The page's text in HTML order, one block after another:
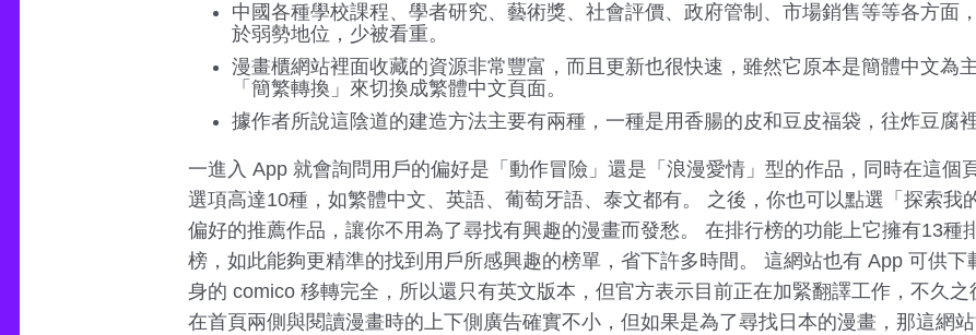
中國各種學校課程、學者研究、藝術獎、社會評價、政府管制、市場銷售等等各方面
於弱勢地位，少被看重。
漫畫櫃網站裡面收藏的資源非常豐富，而且更新也很快速，雖然它原本是簡體中文為
「簡繁轉換」來切換成繁體中文頁面。
據作者所說這陰道的建造方法主要有兩種，一種是用香腸的皮和豆皮福袋，往炸豆腐
一進入 App 就會詢問用戶的偏好是「動作冒險」還是「浪漫愛情」型的作品，同時在這個
選項高達10種，如繁體中文、英語、葡萄牙語、泰文都有。 之後，你也可以點選「探索我
偏好的推薦作品，讓你不用為了尋找有興趣的漫畫而發愁。 在排行榜的功能上它擁有13種
榜，如此能夠更精準的找到用戶所感興趣的榜單，省下許多時間。 這網站也有 App 可供
身的 comico 移轉完全，所以還只有英文版本，但官方表示目前正在加緊翻譯工作，不久之
在首頁兩側與閱讀漫畫時的上下側廣告確實不小，但如果是為了尋找日本的漫畫，那這網